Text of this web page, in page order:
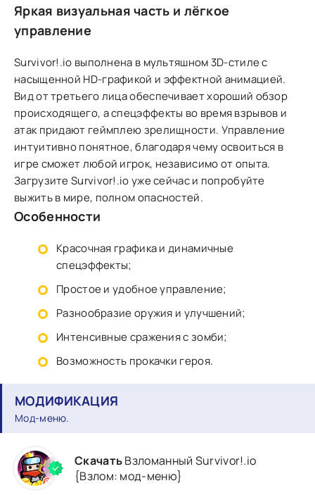
Яркая визуальная часть и лёгкое
управление
Survivor!.io выполнена в мультяшном 3D-стиле с
насыщенной HD-графикой и эффектной анимацией.
Вид от третьего лица обеспечивает хороший обзор
происходящего, а спецэффекты во время взрывов и
атак придают геймплею зрелищности. Управление
интуитивно понятное, благодаря чему освоиться в
игре сможет любой игрок, независимо от опыта.
Загрузите Survivor!.io уже сейчас и попробуйте
выжить в мире, полном опасностей.
Особенности
Красочная графика и динамичные
спецэффекты;
Простое и удобное управление;
Разнообразие оружия и улучшений;
Интенсивные сражения с зомби;
Возможность прокачки героя.
МОДИФИКАЦИЯ
Мод-меню.
СкачатьВзломанный Survivor!.io
{Взлом: мод-меню}